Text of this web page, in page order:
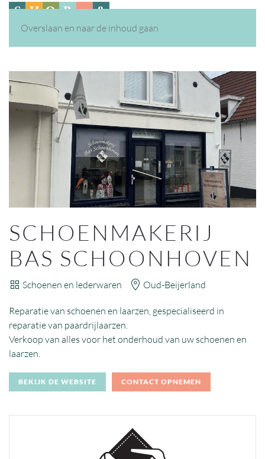
Overslaan en naar de inhoud gaan
SCHOENMAKERIJ
BAS SCHOONHOVEN
Schoenen en lederwaren Oud-Beijerland
Reparatie van schoenen en laarzen, gespecialiseerd in
reparatie van paardrijlaarzen.
Verkoop van alles voor het onderhoud van uw schoenen en
laarzen.
BEKIJK DE WEBSITE CONTACT OPNEMEN